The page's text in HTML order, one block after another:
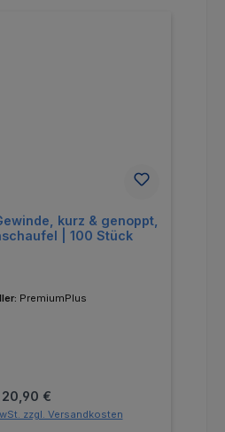
kurz & genoppt,
| 100 Stück
PremiumPlus
Regulärer Preis:
20,90 €
zzgl. Versandkosten